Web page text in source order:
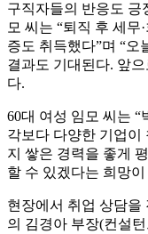
구직자들의 반응도 긍
모 씨는 “퇴직 후 세무
증도 취득했다”며 “
결과도 기대된다. 앞
다.
60대 여성 임모 씨는
각보다 다양한 기업이
지 쌓은 경력을 좋게
할 수 있겠다는 희망
현장에서 취업 상담을
의 김경아 부장(컨설